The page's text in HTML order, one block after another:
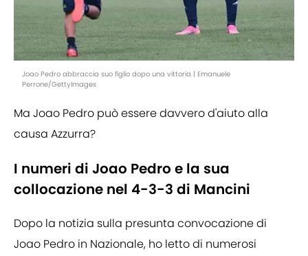
Joao Pedro abbraccia suo figlio dopo una vittoria | Emanuele
Perrone/GettyImages
Ma Joao Pedro può essere davvero d'aiuto alla
causa Azzurra?
I numeri di Joao Pedro e la sua
collocazione nel 4-3-3 di Mancini
Dopo la notizia sulla presunta convocazione di
Joao Pedro in Nazionale, ho letto di numerosi